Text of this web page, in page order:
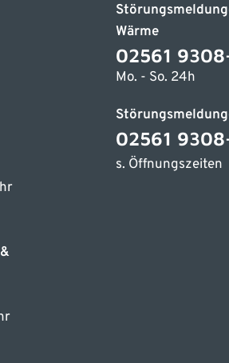
Wärme
02561
Mo. - So. 24h
02561
s. Öffnungszeiten